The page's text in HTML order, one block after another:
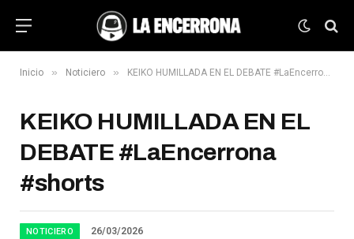
Inicio » Noticiero » KEIKO HUMILLADA EN EL DEBATE #LaEncerrona #shorts
KEIKO HUMILLADA EN EL
DEBATE #LaEncerrona
#shorts
NOTICIERO 26/03/2026